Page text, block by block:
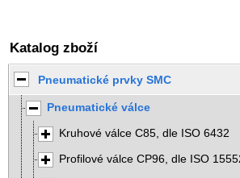
Katalog zboží
Pneumatické prvky SMC
Pneumatické válce
Kruhové válce C85, dle ISO 6432
Profilové válce CP96, dle ISO